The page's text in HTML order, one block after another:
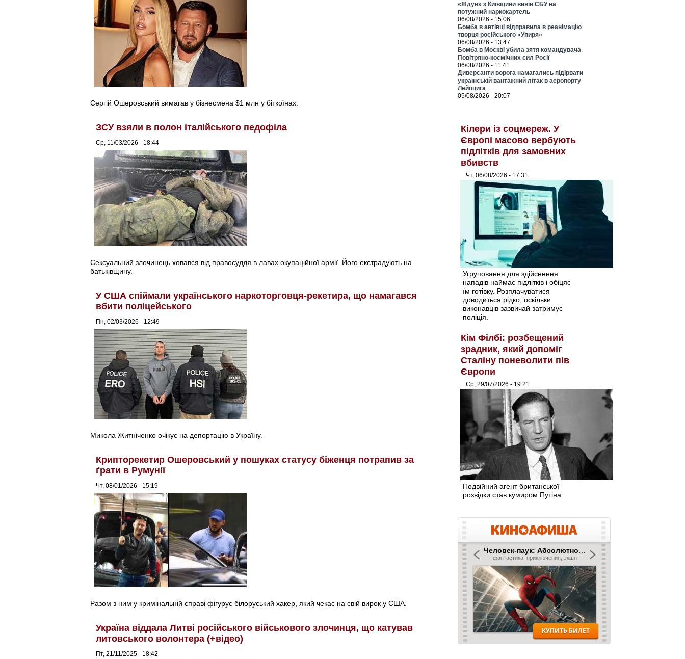
Сергій Ошеровський вимагав у бізнесмена $1 млн у біткоїнах.
ЗСУ взяли в полон італійського педофіла
Ср, 11/03/2026 - 18:44
Сексуальний злочинець ховався від правосуддя в лавах окупаційної армії. Його екстрадують на
батьківщину.
У США спіймали українського наркоторговця-рекетира, що намагався
вбити поліцейського
Пн, 02/03/2026 - 12:49
Микола Житніченко очікує на депортацію в Україну.
Крипторекетир Ошеровський у пошуках статусу біженця потрапив за
ґрати в Румунії
Чт, 08/01/2026 - 15:19
Разом з ним у кримінальній справі фігурує білоруський хакер, який чекає на свій вирок у США.
Україна віддала Литві російського військового злочинця, що катував
литовського волонтера (+відео)
Пт, 21/11/2025 - 18:42
«Ждун» з Київщини вивів СБУ на
потужний наркокартель
06/08/2026 - 15:06
Бомба в автівці відправила в реанімацію
творця російського «Упиря»
06/08/2026 - 13:47
Бомба в Москві убила зятя командувача
Повітряно-космічних сил Росії
06/08/2026 - 11:41
Диверсанти ворога намагались підірвати
українській вантажний літак в аеропорту
Лейпцига
05/08/2026 - 20:07
Кілери із соцмереж. У
Європі масово вербують
підлітків для замовних
вбивств
Чт, 06/08/2026 - 17:31
Угруповання для здійснення
нападів наймає підлітків і обіцяє
їм готівку. Розплачуватися
доводиться рідко, оскільки
виконавців зазвичай затримує
поліція.
Кім Філбі: розбещений
зрадник, який допоміг
Сталіну поневолити пів
Європи
Ср, 29/07/2026 - 19:21
Подвійний агент британської
розвідки став кумиром Путіна.